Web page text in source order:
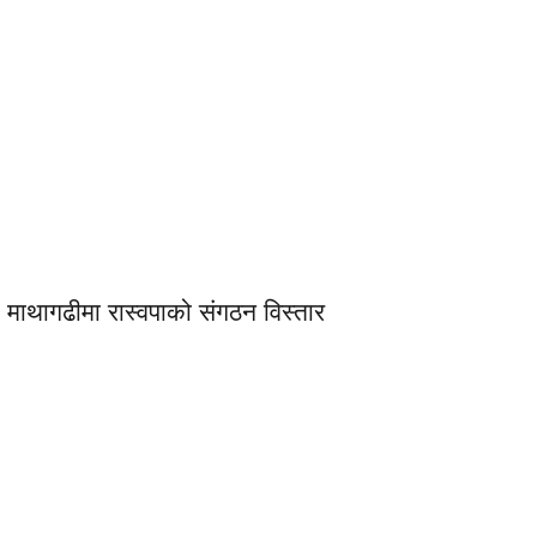
माथागढीमा रास्वपाको संगठन विस्तार